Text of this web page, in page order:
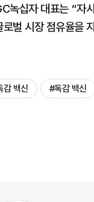
녹십자 대표는 “자
로벌 시장 점유율을
백신 #독감 백신